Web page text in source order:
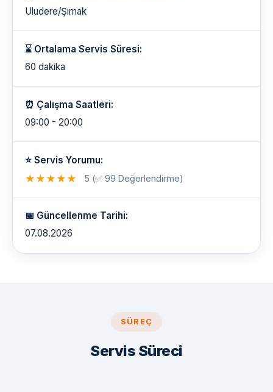
Uludere/Şırnak
⌛ Ortalama Servis Süresi:
60 dakika
⏰ Çalışma Saatleri:
09:00 - 20:00
⭐ Servis Yorumu:
★ ★ ★ ★ ★ 5 (✅ 99 Değerlendirme)
📅 Güncellenme Tarihi:
07.08.2026
SÜREÇ
Servis Süreci